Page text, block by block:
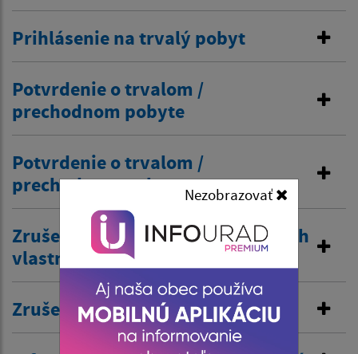
Nezobrazovať
Prihlásenie na trvalý pobyt
Potvrdenie o trvalom /
prechodnom pobyte
Potvrdenie o trvalom /
prechodnom pobyte
Zrušenie trvalého pobytu na návrh
vlastníka budovy
Zrušenie prechodného pobytu